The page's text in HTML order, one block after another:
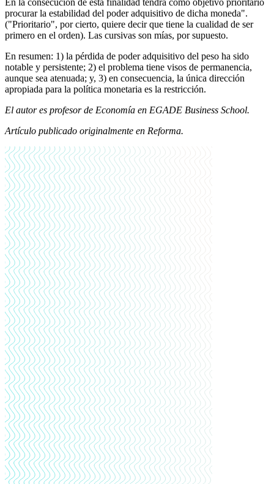
En la consecución de esta finalidad tendrá como objetivo prioritario
procurar la estabilidad del poder adquisitivo de dicha moneda".
("Prioritario", por cierto, quiere decir que tiene la cualidad de ser
primero en el orden). Las cursivas son mías, por supuesto.
En resumen: 1) la pérdida de poder adquisitivo del peso ha sido
notable y persistente; 2) el problema tiene visos de permanencia,
aunque sea atenuada; y, 3) en consecuencia, la única dirección
apropiada para la política monetaria es la restricción.
El autor es profesor de Economía en EGADE Business School.
Artículo publicado originalmente en Reforma.